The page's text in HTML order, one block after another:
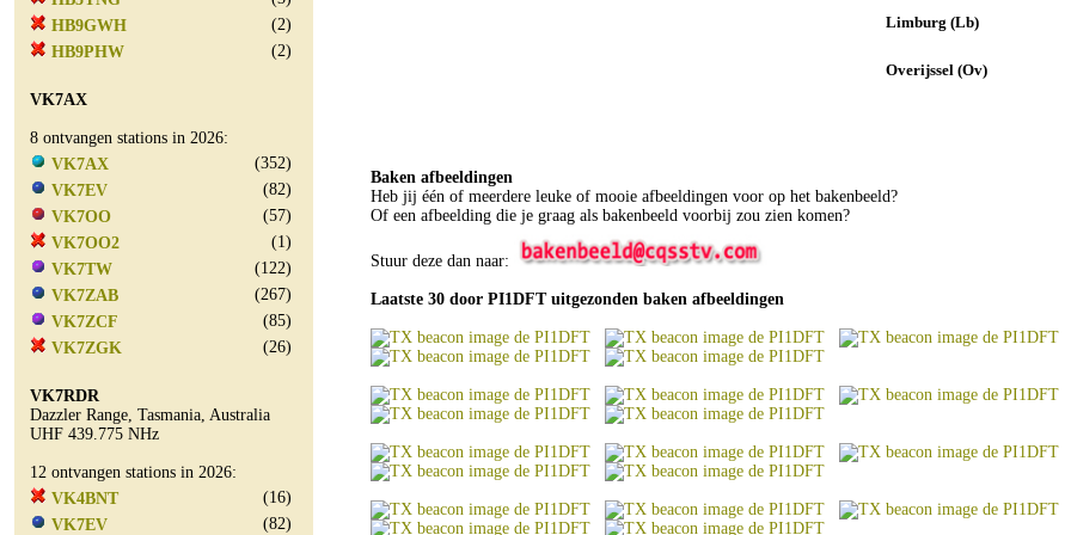
HB9GWH
(2)
HB9PHW
(2)
VK7AX
8 ontvangen stations in 2026:
VK7AX
(352)
VK7EV
(82)
VK7OO
(57)
VK7OO2
(1)
VK7TW
(122)
VK7ZAB
(267)
VK7ZCF
(85)
VK7ZGK
(26)
VK7RDR
Dazzler Range, Tasmania, Australia
UHF 439.775 NHz
12 ontvangen stations in 2026:
VK4BNT
(16)
VK7EV
(82)
Limburg (Lb)
Overijssel (Ov)
Baken afbeeldingen
Heb jij één of meerdere leuke of mooie afbeeldingen voor op het bakenbeeld?
Of een afbeelding die je graag als bakenbeeld voorbij zou zien komen?
Stuur deze dan naar:
Laatste 30 door PI1DFT uitgezonden baken afbeeldingen